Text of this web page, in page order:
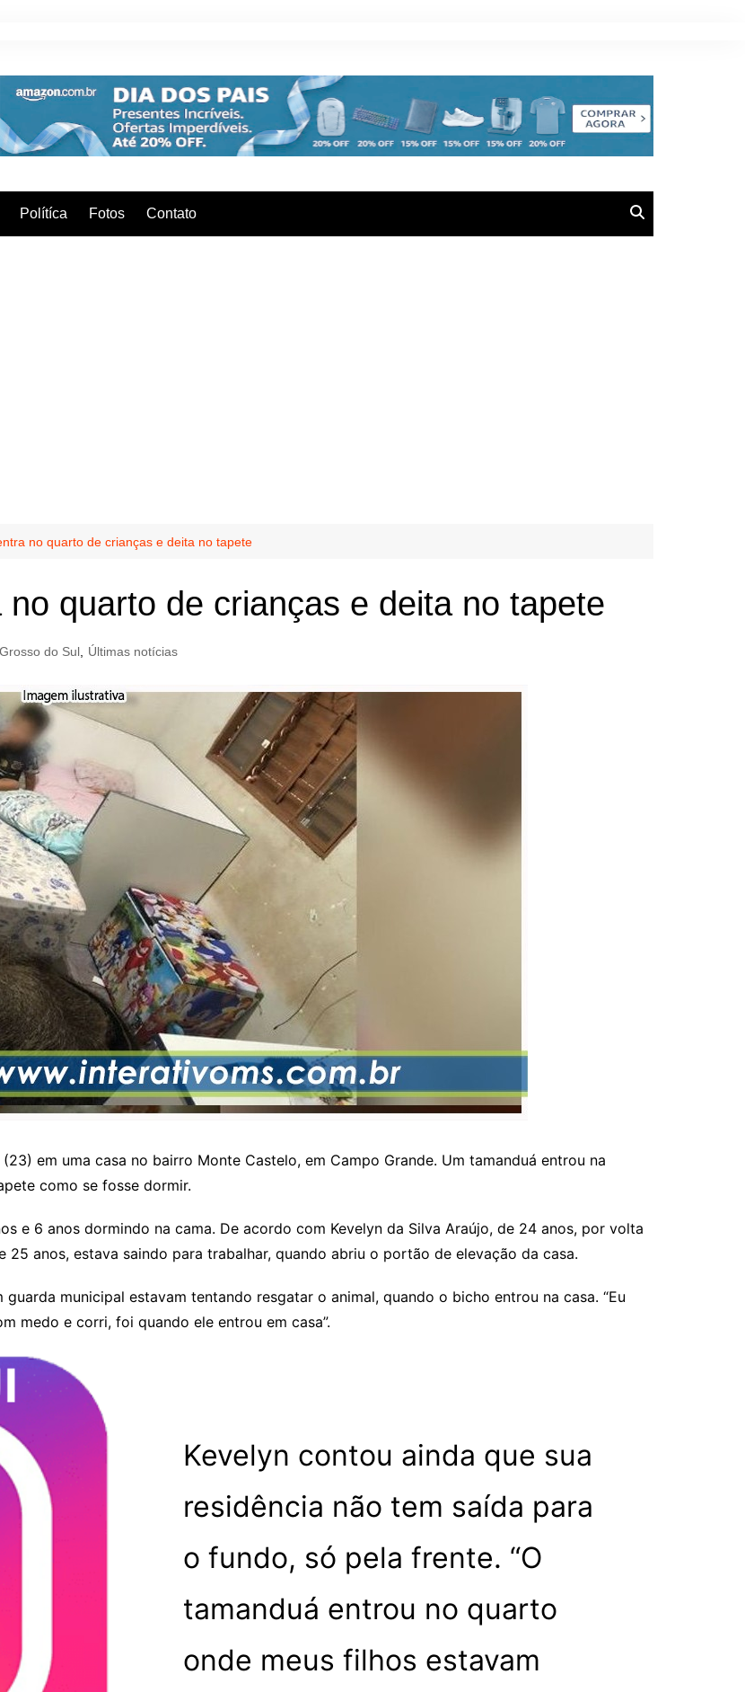
Polítíca Fotos Contato
no quarto de crianças e deita no tapete
quarto de crianças e deita no tapete
do Sul Últimas notícias
em uma casa no bairro Monte Castelo, em Campo Grande. Um tamanduá entrou na
como se fosse dormir.
e 6 anos dormindo na cama. De acordo com Kevelyn da Silva Araújo, de 24 anos, por volta
anos, estava saindo para trabalhar, quando abriu o portão de elevação da casa.
municipal estavam tentando resgatar o animal, quando o bicho entrou na casa. “Eu
medo e corri, foi quando ele entrou em casa”.
Kevelyn contou ainda que sua
residência não tem saída para
o fundo, só pela frente. “O
tamanduá entrou no quarto
onde meus filhos estavam